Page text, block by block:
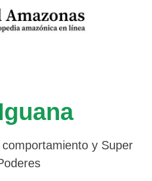
y Super